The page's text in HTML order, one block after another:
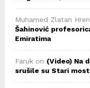
Muhamed Zlatan
Šahinović
Emiratima
Faruk on (Video) Na
srušile su Stari most